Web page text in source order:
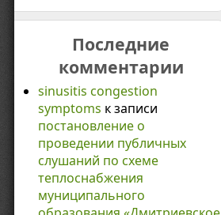
Последние
комментарии
sinusitis congestion
symptoms к записи
постановление о
проведении публичных
слушаний по схеме
теплоснабжения
муниципального